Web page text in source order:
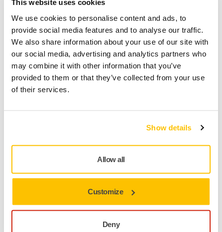
This website uses cookies
We use cookies to personalise content and ads, to
provide social media features and to analyse our traffic.
We also share information about your use of our site with
our social media, advertising and analytics partners who
may combine it with other information that you’ve
provided to them or that they’ve collected from your use
of their services.
Show details
Allow all
Customize
Deny
SPECIAAL VOOR U
Levering in Nederland
Geen verzendkosten bij bestellingen vanaf €49,90
incl. btw
Veilige betaling
Productinformatie
Technische details Downloads
De Iridium SR is een premium fijnschuurmiddel gericht op
de fijnste afwerkingsstadia van autoreparatielakken en
botsingsreparatie, evenals de productie van voertuigen en